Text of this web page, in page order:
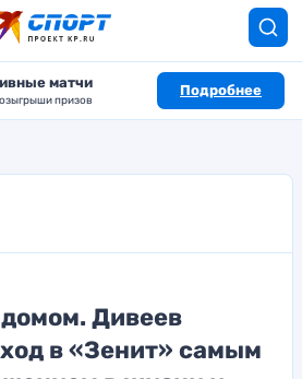
матчи
призов
Подробнее
Дивеев
в «Зенит» самым